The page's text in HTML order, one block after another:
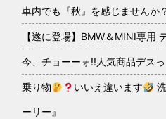
車内でも『秋』を感じませんか
【遂に登場】BMW＆MINI専用
今、チョーーォ!!人気商品デスっ
乗り物 いいえ違います
ーリー』